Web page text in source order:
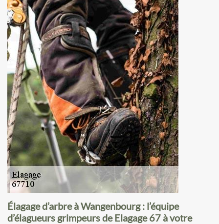
Élagage d’arbre à Wangenbourg : l’équipe
d’élagueurs grimpeurs de Elagage 67 à votre